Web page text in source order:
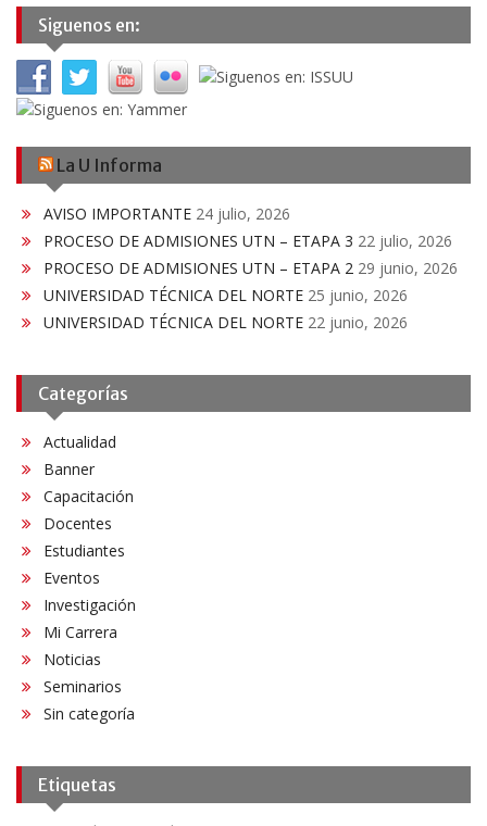
entradas
Siguenos en:
La U Informa
AVISO IMPORTANTE 24 julio, 2026
PROCESO DE ADMISIONES UTN – ETAPA 3 22 julio, 2026
PROCESO DE ADMISIONES UTN – ETAPA 2 29 junio, 2026
UNIVERSIDAD TÉCNICA DEL NORTE 25 junio, 2026
UNIVERSIDAD TÉCNICA DEL NORTE 22 junio, 2026
Categorías
Actualidad
Banner
Capacitación
Docentes
Estudiantes
Eventos
Investigación
Mi Carrera
Noticias
Seminarios
Sin categoría
Etiquetas